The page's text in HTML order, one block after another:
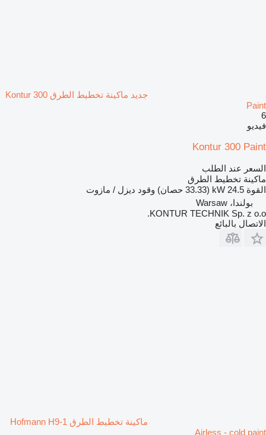
جديد ماكينة تخطيط الطرق Kontur 300
Paint
6
فيديو
Kontur 300 Paint
السعر عند الطلب
ماكينة تخطيط الطرق
القوة 24.5 kW (33.33 حصان) وقود ديزل / مازوت
بولندا، Warsaw
KONTUR TECHNIK Sp. z o.o.
الاتصال بالبائع
ماكينة تخطيط الطرق Hofmann H9-1
Airless - cold paint